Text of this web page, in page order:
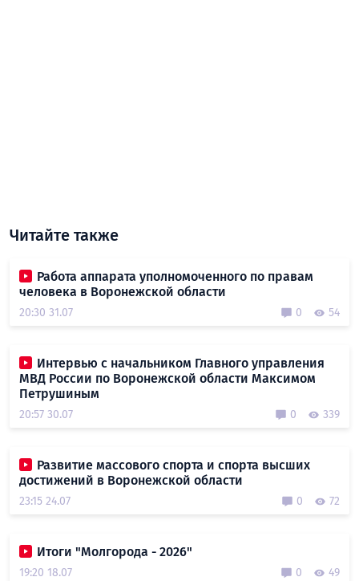
Читайте также
Работа аппарата уполномоченного по правам
человека в Воронежской области
20:30 31.07 0 54
Интервью с начальником Главного управления
МВД России по Воронежской области Максимом
Петрушиным
20:57 30.07 0 339
Развитие массового спорта и спорта высших
достижений в Воронежской области
23:15 24.07 0 72
Итоги "Молгорода - 2026"
19:20 18.07 0 49